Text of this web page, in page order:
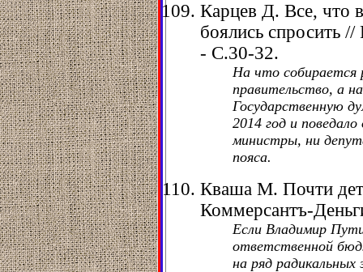
Карцев Д. Все, что
боялись спросить
- С.30-32.
На что собирается
правительство, а
Государственную
2014 год и
министры, ни
пояса.
Кваша М. Почти
Коммерсантъ-
Если Владимир
ответственной
на ряд радикальных